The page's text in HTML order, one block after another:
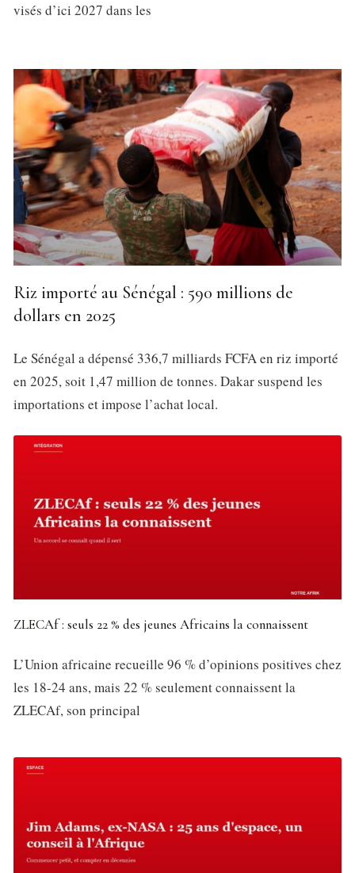
visés d’ici 2027 dans les
Riz importé au Sénégal : 590 millions de
dollars en 2025
Le Sénégal a dépensé 336,7 milliards FCFA en riz importé
en 2025, soit 1,47 million de tonnes. Dakar suspend les
importations et impose l’achat local.
ZLECAf : seuls 22 % des jeunes Africains la connaissent
L’Union africaine recueille 96 % d’opinions positives chez
les 18-24 ans, mais 22 % seulement connaissent la
ZLECAf, son principal